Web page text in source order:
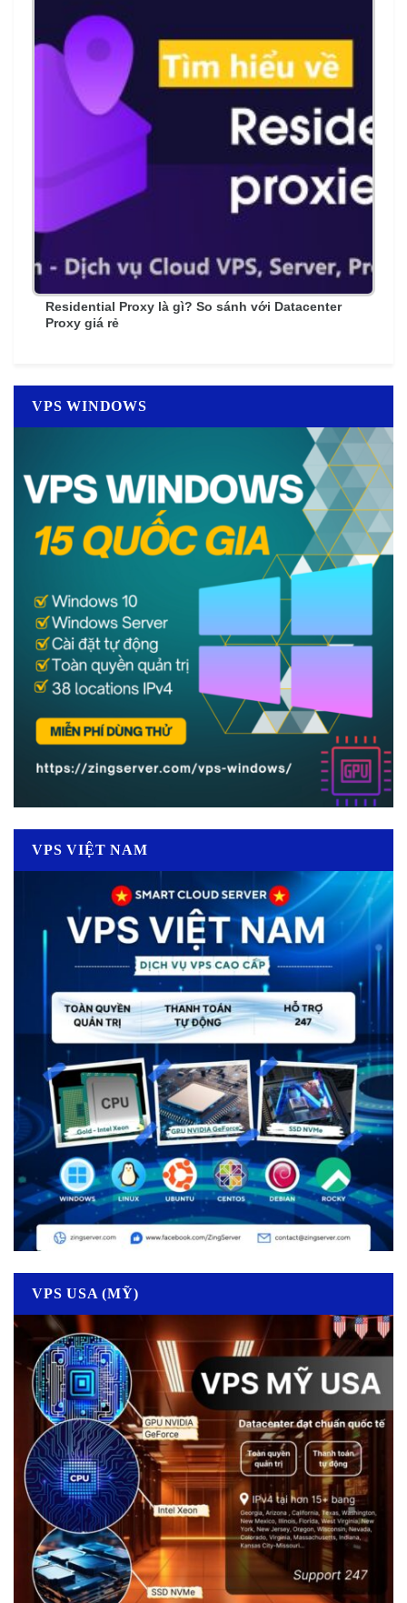
Residential Proxy là gì? So sánh với Datacenter
Proxy giá rẻ
VPS WINDOWS
VPS VIỆT NAM
VPS USA (MỸ)